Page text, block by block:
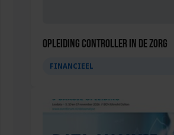
Opleiding Controller in de Zorg
FINANCIEEL